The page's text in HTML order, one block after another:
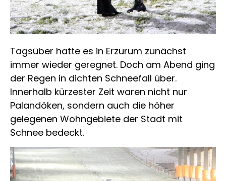
Tagsüber hatte es in Erzurum zunächst
immer wieder geregnet. Doch am Abend ging
der Regen in dichten Schneefall über.
Innerhalb kürzester Zeit waren nicht nur
Palandöken, sondern auch die höher
gelegenen Wohngebiete der Stadt mit
Schnee bedeckt.